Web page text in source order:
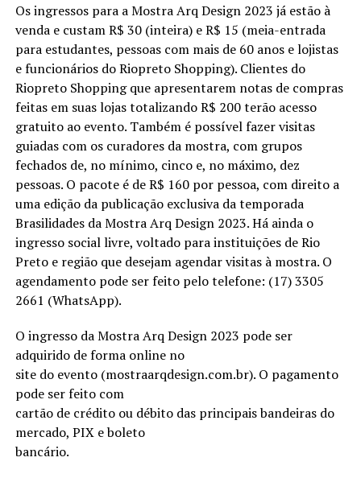
Os ingressos para a Mostra Arq Design 2023 já estão à
venda e custam R$ 30 (inteira) e R$ 15 (meia-entrada
para estudantes, pessoas com mais de 60 anos e lojistas
e funcionários do Riopreto Shopping). Clientes do
Riopreto Shopping que apresentarem notas de compras
feitas em suas lojas totalizando R$ 200 terão acesso
gratuito ao evento. Também é possível fazer visitas
guiadas com os curadores da mostra, com grupos
fechados de, no mínimo, cinco e, no máximo, dez
pessoas. O pacote é de R$ 160 por pessoa, com direito a
uma edição da publicação exclusiva da temporada
Brasilidades da Mostra Arq Design 2023. Há ainda o
ingresso social livre, voltado para instituições de Rio
Preto e região que desejam agendar visitas à mostra. O
agendamento pode ser feito pelo telefone: (17) 3305
2661 (WhatsApp).
O ingresso da Mostra Arq Design 2023 pode ser
adquirido de forma online no
site do evento (mostraarqdesign.com.br). O pagamento
pode ser feito com
cartão de crédito ou débito das principais bandeiras do
mercado, PIX e boleto
bancário.